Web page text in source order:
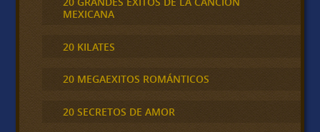
MEXICANA
20 KILATES
20 MEGAEXITOS ROMÁNTICOS
20 SECRETOS DE AMOR